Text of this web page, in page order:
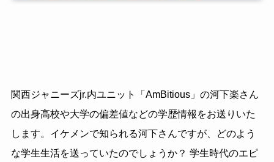
関西ジャニーズjr.内ユニット「AmBitious」の河下楽さん
の出身高校や大学の偏差値などの学歴情報をお送りいた
します。イケメンで知られる河下さんですが、どのよう
な学生生活を送っていたのでしょうか？ 学生時代のエピ